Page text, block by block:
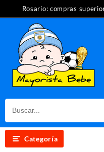
contenido
Rosario: compras
Categoría